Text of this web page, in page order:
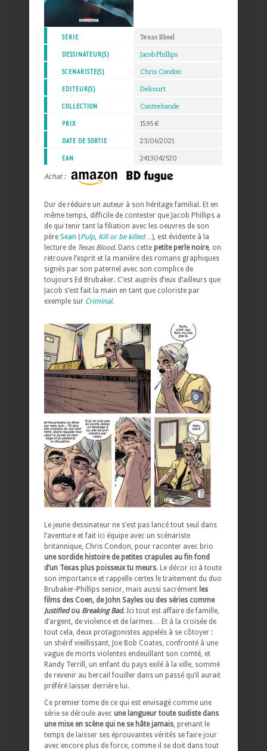
SERIE Texas Blood
DESSINATEUR(S) Jacob Phillips
SCENARISTE(S) Chris Condon
EDITEUR(S) Delcourt
COLLECTION Contrebande
PRIX 15.95 €
DATE DE SORTIE 23/06/2021
EAN 2413042520
Achat :
Dur de réduire un auteur à son héritage familial. Et en
même temps, difficile de contester que Jacob Phillips a
de qui tenir tant la filiation avec les oeuvres de son
père Sean (Pulp, Kill or be killed…), est évidente à la
lecture de Texas Blood. Dans cette petite perle noire, on
retrouve l’esprit et la manière des romans graphiques
signés par son paternel avec son complice de
toujours Ed Brubaker. C’est auprès d’eux d’ailleurs que
Jacob s’est fait la main en tant que coloriste par
exemple sur Criminal.
Le jeune dessinateur ne s’est pas lancé tout seul dans
l’aventure et fait ici équipe avec un scénariste
britannique, Chris Condon, pour raconter avec brio
une sordide histoire de petites crapules au fin fond
d’un Texas plus poisseux tu meurs. Le décor ici à toute
son importance et rappelle certes le traitement du duo
Brubaker-Phillips senior, mais aussi sacrément les
films des Coen, de John Sayles ou des séries comme
Justifiedou Breaking Bad. Ici tout est affaire de famille,
d’argent, de violence et de larmes… Et à la croisée de
tout cela, deux protagonistes appelés à se côtoyer :
un shérif vieillissant, Joe Bob Coates, confronté à une
vague de morts violentes endeuillant son comté, et
Randy Terrill, un enfant du pays exilé à la ville, sommé
de revenir au bercail fouiller dans un passé qu’il aurait
préféré laisser derrière lui.
Ce premier tome de ce qui est envisagé comme une
série se déroule avec une langueur toute sudiste dans
une mise en scène qui ne se hâte jamais, prenant le
temps de laisser ses éprouvantes vérités se faire jour
avec encore plus de force, comme il se doit dans tout